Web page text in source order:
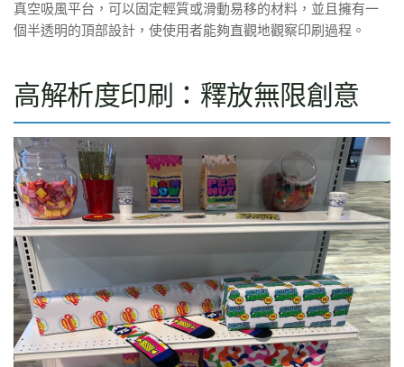
真空吸風平台，可以固定輕質或滑動易移的材料，並且擁有一
個半透明的頂部設計，使使用者能夠直觀地觀察印刷過程。
高解析度印刷：釋放無限創意